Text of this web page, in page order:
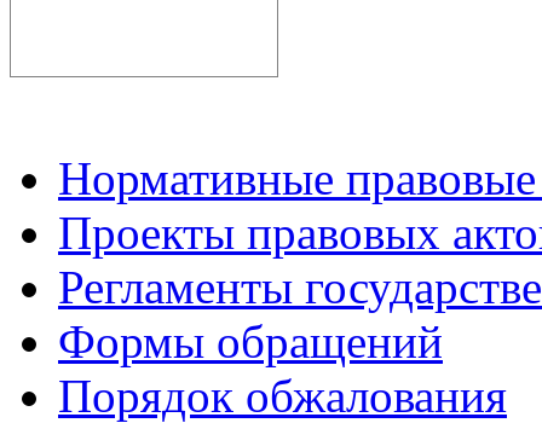
Нормативные
Проекты правовых
Регламенты
Формы обращений
Порядок обжалования